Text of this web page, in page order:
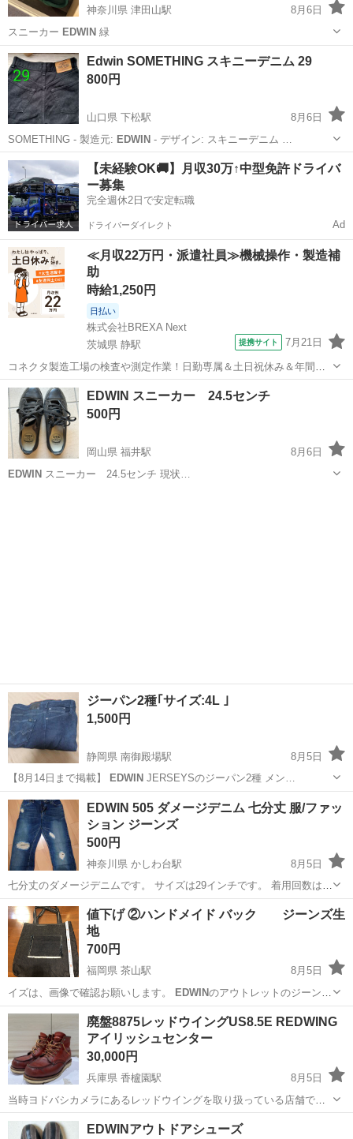
神奈川県 津田山駅
8月6日
スニーカー EDWIN 緑
神奈川 川崎市
Edwin SOMETHING スキニーデニム 29
800円
山口県 下松駅
8月6日
SOMETHING - 製造元: EDWIN - デザイン: スキニーデニム …
山口 下松市 下松駅 パンツ EDWIN
【未経験OK🚚】月収30万↑中型免許ドライバ
ー募集
完全週休2日で安定転職
ドライバーダイレクト Ad
≪月収22万円・派遣社員≫機械操作・製造補
助
時給1,250円
日払い
株式会社BREXA Next
茨城県 静駅
提携サイト 7月21日
コネクタ製造工場の検査や測定作業！日勤専属＆土日祝休み＆年間休
日128日★クリーンルーム内作業★マイカー通勤OK＆無料駐車場あり
★就業先食堂利用可！日払い制度あり！《茨城県常陸大宮市》 人気の
工場のお仕事 ◇コネクタ製造工...
茨城 常陸大宮市
EDWIN スニーカー 24.5センチ
500円
岡山県 福井駅
8月6日
EDWIN
スニーカー 24.5センチ 現状…
ジーパン2種｢サイズ:4L ｣
1,500円
静岡県 南御殿場駅
8月5日
【8月14日まで掲載】
EDWIN JERSEYSのジーパン2種 メン…
静岡 御殿場市 南御殿場駅 ジーパン
EDWIN 505 ダメージデニム 七分丈 服/ファッ
ション ジーンズ
500円
神奈川県 かしわ台駅
8月5日
七分丈のダメージデニムです。 サイズは29インチです。 着用回数は少
なく、状態は良いです。
神奈川 綾瀬市 かしわ台駅 ジーンズ/デニム
値下げ ②ハンドメイド バック ジーンズ生
地
700円
福岡県 茶山駅
8月5日
イズは、画像で確認お願いします。
EDWINのアウトレットのジーンズ
生地になりま…
福岡 福岡市 茶山駅 靴/バッグ ジーンズ
廃盤8875レッドウイングUS8.5E REDWING
アイリッシュセンター
30,000円
兵庫県 香櫨園駅
8月5日
当時ヨドバシカメラにあるレッドウイングを取り扱っている店舗で購
入した1オーナーです。 兵庫県尼崎市にあるLABOにてソール貼り替え
をしてもらいましたが、あまり履かなくなったため出品することにし
兵庫 西宮市 靴
EDWINアウトドアシューズ